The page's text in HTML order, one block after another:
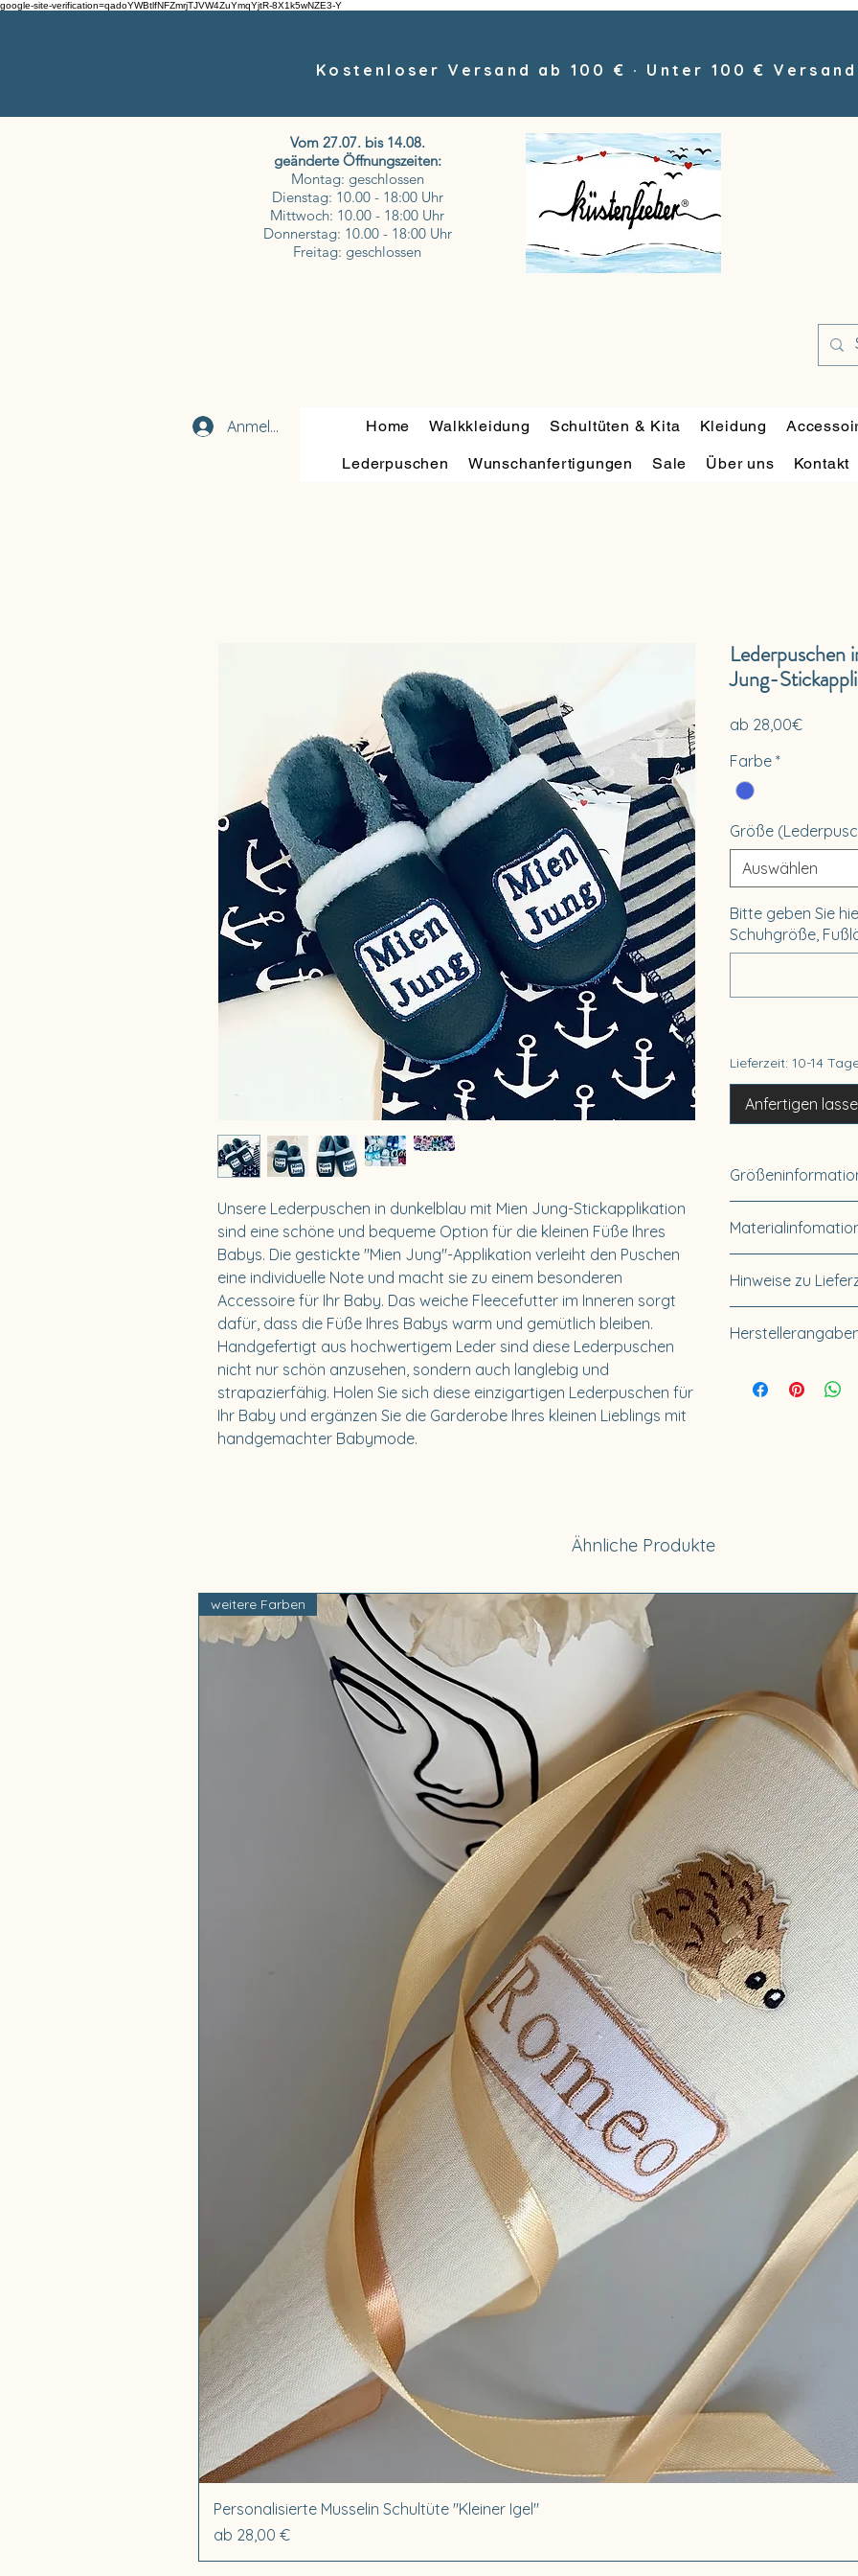
google-site-verification=qadoYWBtlfNFZmrjTJVW4ZuYmqYjtR-8X1k5wNZE3-Y
Kostenloser Versand ab 100 € · Unter 100 €
Vom 27.07. bis 14.08.
geänderte Öffnungszeiten:
Montag: geschlossen
Dienstag: 10.00 - 18:00 Uhr
Mittwoch: 10.00 - 18:00 Uhr
Donnerstag: 10.00 - 18:00 Uhr
Freitag: geschlossen
Anmelden Home Walkkleidung Schultüten & Kita Kleidung
Lederpuschen Wunschanfertigungen Sale Über uns Kontakt
Unsere Lederpuschen in dunkelblau mit Mien Jung-Stickapplikation
sind eine schöne und bequeme Option für die kleinen Füße Ihres
Babys. Die gestickte "Mien Jung"-Applikation verleiht den Puschen
eine individuelle Note und macht sie zu einem besonderen
Accessoire für Ihr Baby. Das weiche Fleecefutter im Inneren sorgt
dafür, dass die Füße Ihres Babys warm und gemütlich bleiben.
Handgefertigt aus hochwertigem Leder sind diese Lederpuschen
nicht nur schön anzusehen, sondern auch langlebig und
strapazierfähig. Holen Sie sich diese einzigartigen Lederpuschen für
Ihr Baby und ergänzen Sie die Garderobe Ihres kleinen Lieblings mit
handgemachter Babymode.
Lederpuschen
Jung-
ab 28,00€Sale-
Farbe *
Größe
Auswählen
Bitte geben Sie
Schuhgröße,
Lieferzeit: 10-14
Anfertigen
0-3 Monate
3-6 Monate
6-12 Monate
12-18 Monate
18-24 Monate
Größentabelle.
Futter: 100%
Hinweise zu
Für
Buckow & Hartwig
Umsatzsteuer-
Ähnliche Produkte
weitere Farben
Personalisierte Musselin Schultüte "Kleiner Igel"
ab 28,00 €
Sale-Preis